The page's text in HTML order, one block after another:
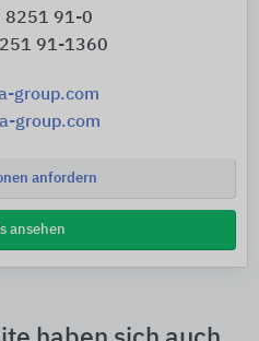
8251 91-0
91-1360
group.com
group.com
anfordern
ansehen